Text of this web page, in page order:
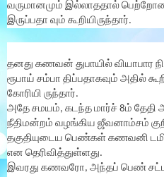
வருமானமும் இல்லாததால் பெற்றோரை
இருப்பதா வும் கூறியிருந்தார்.
தனது கணவன் துபாயில் வியாபார
ரூபாய் சம்பா திப்பதாகவும் அதில்
கோரியி ருந்தார்.
அதே சமயம், கடந்த மார்ச் 8ம் தேதி
நீதிமன்றம் வழங்கிய ஜீவனாம்சம்
தகுதியுடைய பெண்கள் கணவனி
என தெரிவித்துள்ளது.
இவரது கணவரோ, அந்தப் பெண்